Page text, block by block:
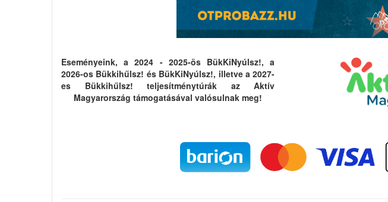
Eseményeink, a 2024 - 2025-ös BükKiNyúlsz!, a
2026-os Bükkihűlsz! és BükKiNyúlsz!, illetve a 2027-
es Bükkihűlsz! teljesítménytúrák az Aktív
Magyarország támogatásával valósulnak meg!